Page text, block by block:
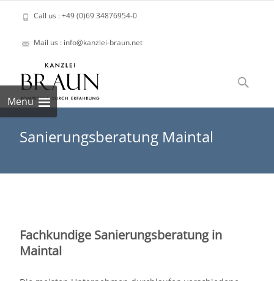
Call us : +49 (0)69 34876954-0
Mail us : info@kanzlei-braun.net
Menu
to
content
Suchen
nach:
Sanierungsberatung Maintal
Fachkundige Sanierungsberatung in
Maintal